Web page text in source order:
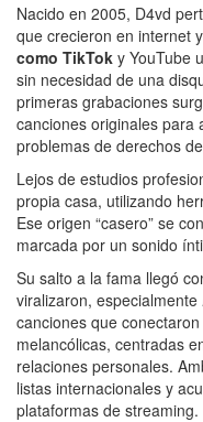
Nacido en 2005, D4vd
que crecieron en internet
como TikTok y YouTube
sin necesidad de una
primeras grabaciones
canciones originales para
problemas de derechos
Lejos de estudios
propia casa, utilizando
Ese origen “casero” se
marcada por un sonido
Su salto a la fama llegó
viralizaron, especialmente
canciones que
melancólicas, centradas
relaciones personales.
listas internacionales y
plataformas de streaming.